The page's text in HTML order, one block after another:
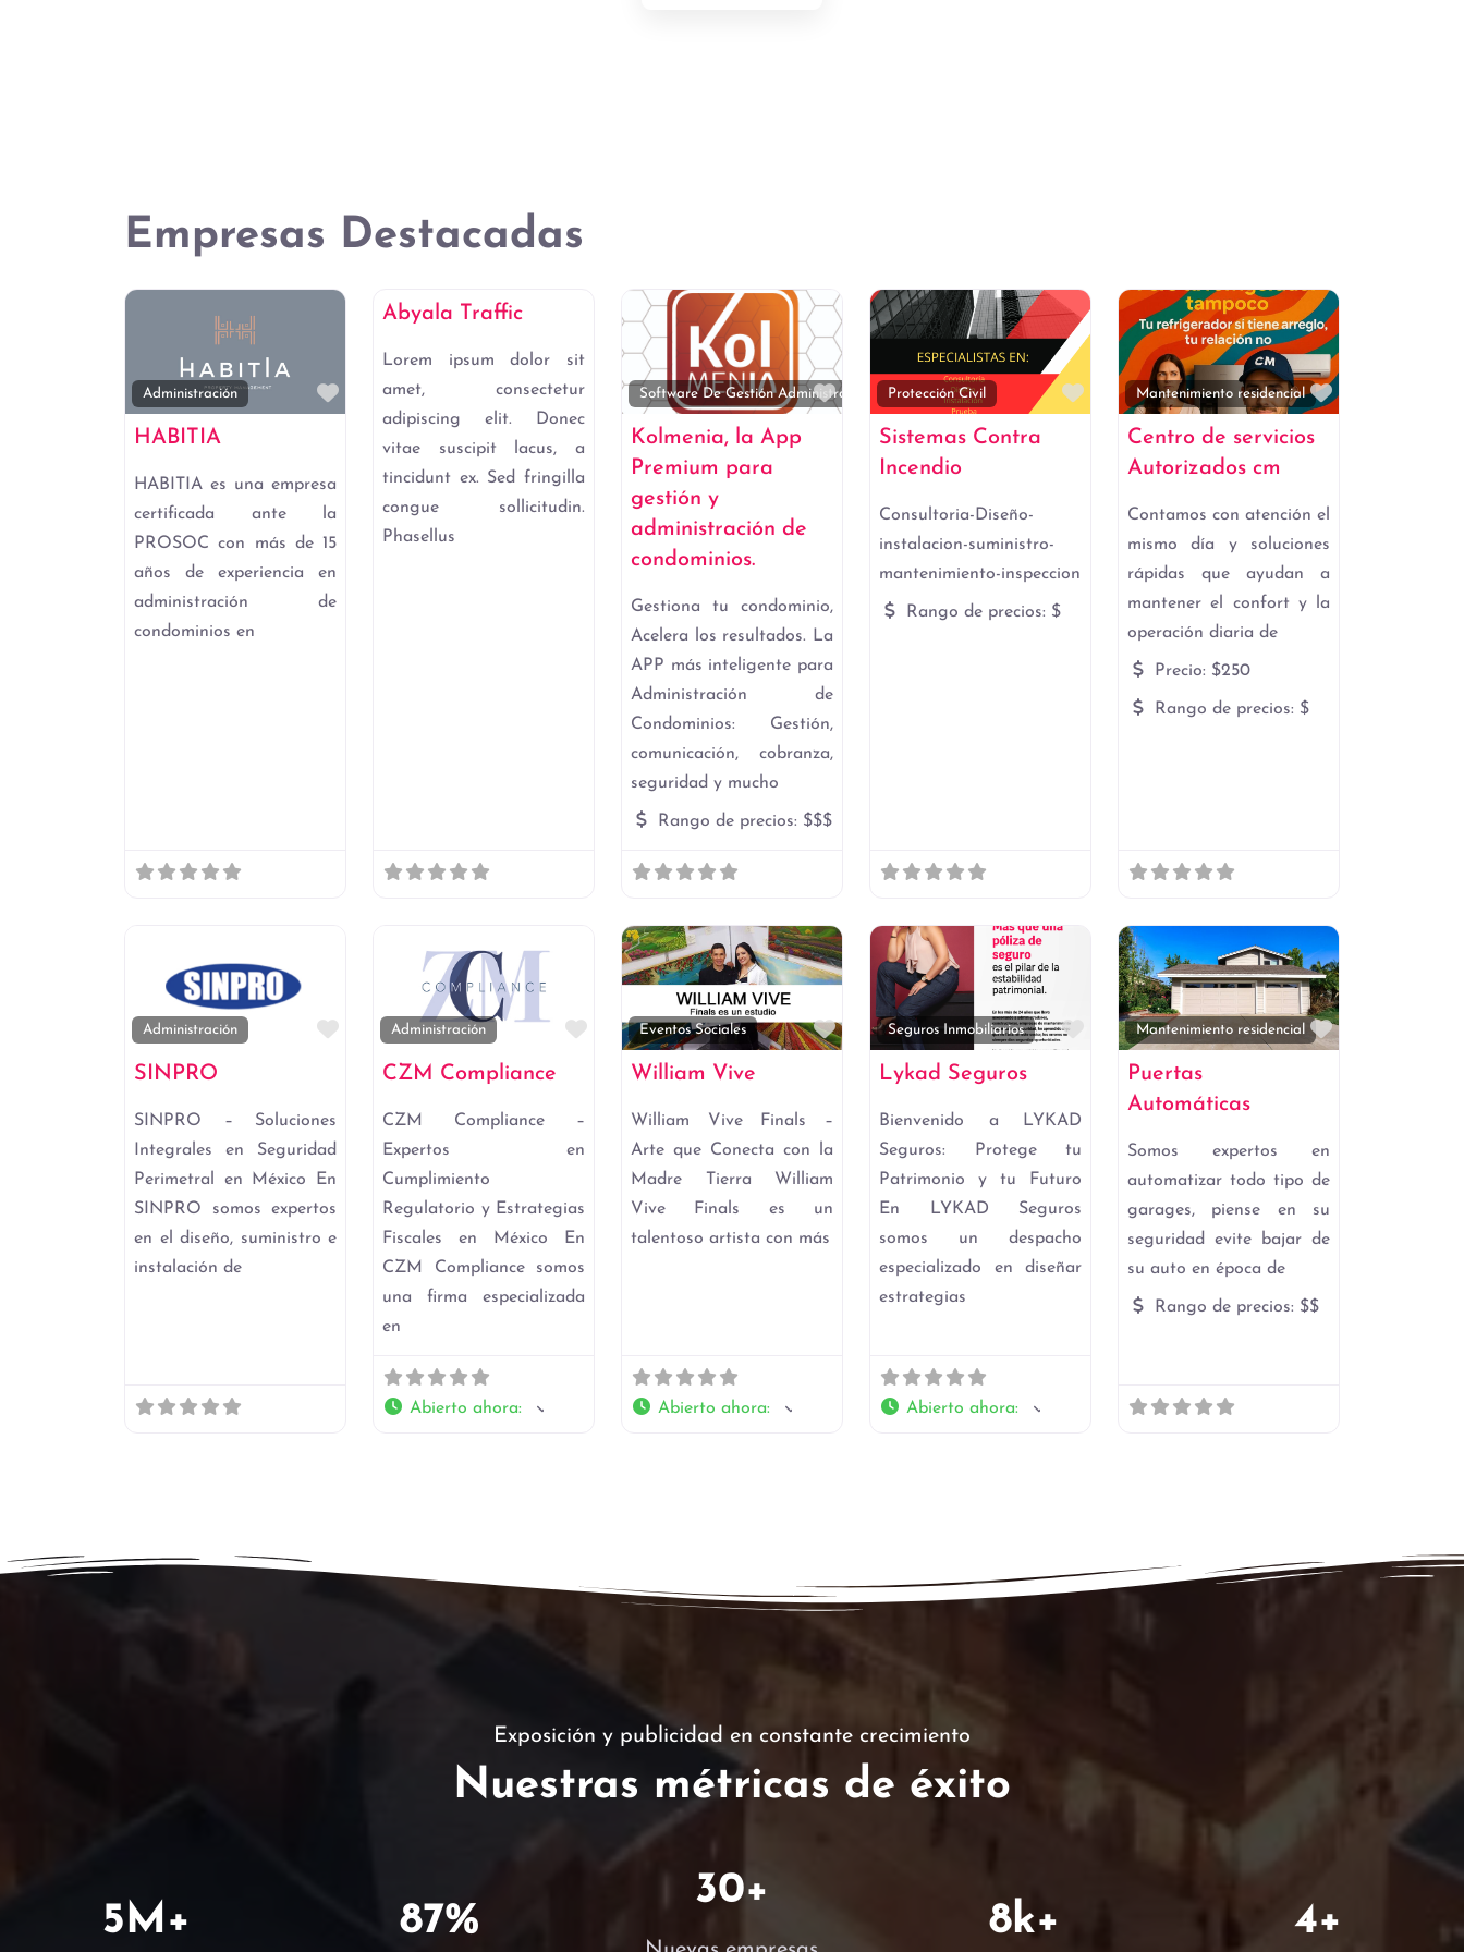
Empresas Destacadas
Administración
Favorito
HABITIA
HABITIA es una empresa
certificada ante la
PROSOC con más de 15
años de experiencia en
administración de
condominios en
Abyala Traffic
Lorem ipsum dolor sit
amet, consectetur
adipiscing elit. Donec
vitae suscipit lacus, a
tincidunt ex. Sed fringilla
congue sollicitudin.
Phasellus
Software De Gestión AdministrativaFavorito
Kolmenia, la App
Premium para
gestión y
administración de
condominios.
Gestiona tu condominio,
Acelera los resultados. La
APP más inteligente para
Administración de
Condominios: Gestión,
comunicación, cobranza,
seguridad y mucho
Rango de precios: $$$
Protección Civil
Favorito
Sistemas Contra
Incendio
Consultoria-Diseño-
instalacion-suministro-
mantenimiento-inspeccion
Rango de precios: $
Mantenimiento residencial
Favorito
Centro de servicios
Autorizados cm
Contamos con atención el
mismo día y soluciones
rápidas que ayudan a
mantener el confort y la
operación diaria de
Precio: $250
Rango de precios: $
Administración
Favorito
SINPRO
SINPRO – Soluciones
Integrales en Seguridad
Perimetral en México En
SINPRO somos expertos
en el diseño, suministro e
instalación de
Administración
Favorito
CZM Compliance
CZM Compliance –
Expertos en
Cumplimiento
Regulatorio y Estrategias
Fiscales en México En
CZM Compliance somos
una firma especializada
en
Abierto ahora:
Eventos Sociales
Favorito
William Vive
William Vive Finals –
Arte que Conecta con la
Madre Tierra William
Vive Finals es un
talentoso artista con más
Abierto ahora:
Seguros Inmobiliarios
Favorito
Lykad Seguros
Bienvenido a LYKAD
Seguros: Protege tu
Patrimonio y tu Futuro
En LYKAD Seguros
somos un despacho
especializado en diseñar
estrategias
Abierto ahora:
Mantenimiento residencial
Favorito
Puertas
Automáticas
Somos expertos en
automatizar todo tipo de
garages, piense en su
seguridad evite bajar de
su auto en época de
Rango de precios: $$
Exposición y publicidad en constante crecimiento
Nuestras métricas de éxito
5M+ 87%
30+
8k+ 4+